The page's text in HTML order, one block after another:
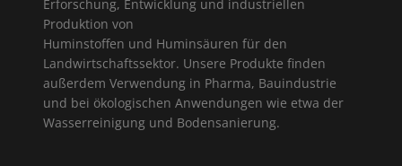
Erforschung, Entwicklung und industriellen
Produktion von
Huminstoffen und Huminsäuren für den
Landwirtschaftssektor. Unsere Produkte finden
außerdem Verwendung in Pharma, Bauindustrie
und bei ökologischen Anwendungen wie etwa der
Wasserreinigung und Bodensanierung.